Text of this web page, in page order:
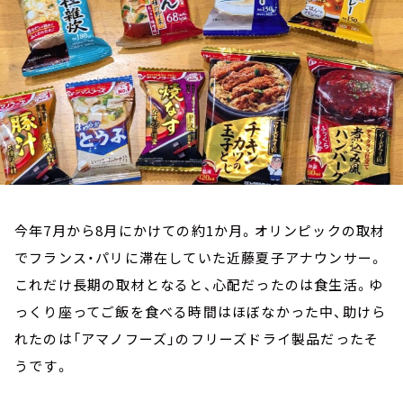
今年7月から8月にかけての約1か月。オリンピックの取材
でフランス・パリに滞在していた近藤夏子アナウンサー。
これだけ長期の取材となると、心配だったのは食生活。ゆ
っくり座ってご飯を食べる時間はほぼなかった中、助けら
れたのは「アマノフーズ」のフリーズドライ製品だったそ
うです。